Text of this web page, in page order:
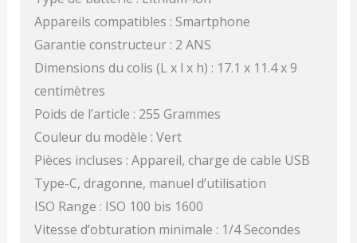
Appareils compatibles : Smartphone
Garantie constructeur : 2 ANS
Dimensions du colis (L x l x h) : 17.1 x 11.4 x 9
centimètres
Poids de l’article : 255 Grammes
Couleur du modèle : Vert
Pièces incluses : Appareil, charge de cable USB
Type-C, dragonne, manuel d’utilisation
ISO Range : ISO 100 bis 1600
Vitesse d’obturation minimale : 1/4 Secondes